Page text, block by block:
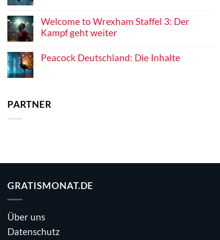
Welcome to Wrexham Staffel 3: Der
Kampf geht weiter
Peacock Deutschland: Die Inhalte
PARTNER
GRATISMONAT.DE
Über uns
Datenschutz